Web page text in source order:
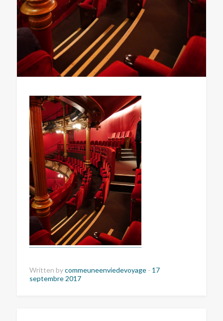
Written bycommeuneenviedevoyage - 17
septembre 2017